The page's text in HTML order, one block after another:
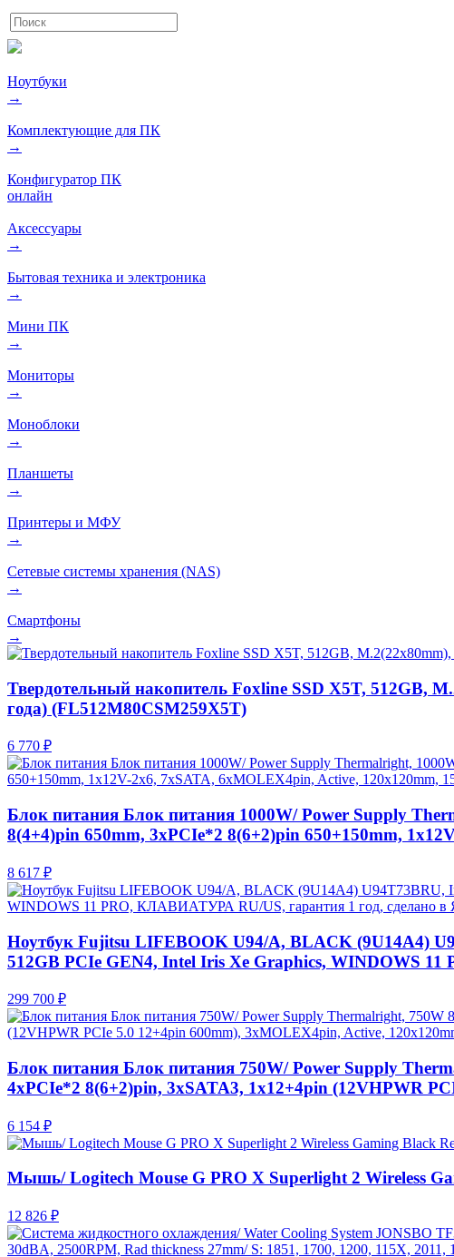
Ноутбуки
→
Комплектующие для ПК
→
Конфигуратор ПК
онлайн
Аксессуары
→
Бытовая техника и электроника
→
Мини ПК
→
Мониторы
→
Моноблоки
→
Планшеты
→
Принтеры и МФУ
→
Сетевые системы хранения (NAS)
→
Смартфоны
→
Твердотельный накопитель Foxline SSD X5T, 512GB,
года) (FL512M80CSM259X5T)
6 770 ₽
Блок питания Блок питания 1000W/ Power Supply
8(4+4)pin 650mm, 3xPCIe*2 8(6+2)pin 650+150mm,
8 617 ₽
Ноутбук Fujitsu LIFEBOOK U94/A, BLACK (9U14A4)
512GB PCIe GEN4, Intel Iris Xe Graphics, WINDOWS
299 700 ₽
Блок питания Блок питания 750W/ Power Supply
4xPCIe*2 8(6+2)pin, 3xSATA3, 1x12+4pin (12VHPWR
6 154 ₽
Мышь/ Logitech Mouse G PRO Х Superlight 2 Wireless
12 826 ₽